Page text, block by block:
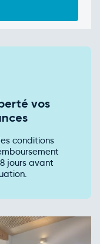
vos
conditions
jours avant